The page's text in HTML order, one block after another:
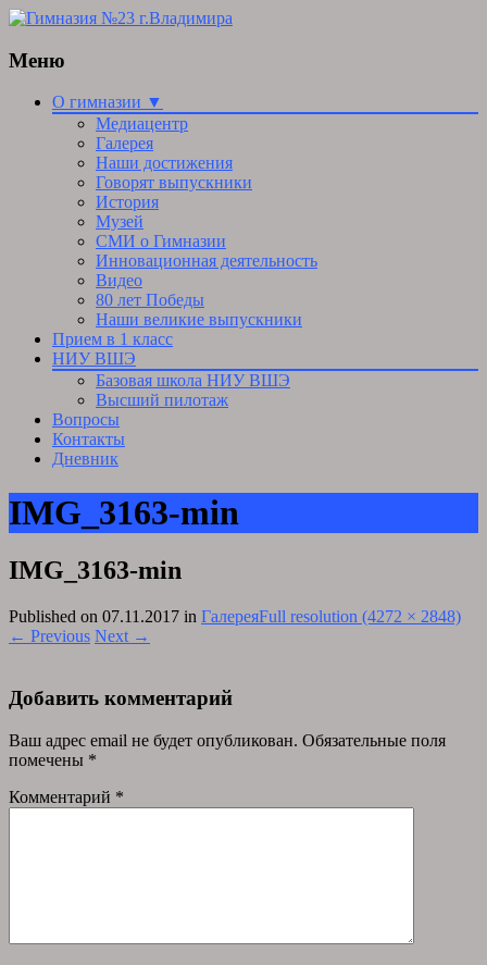
Меню
Skip
О гимназии ▼
Медиацентр
Галерея
Наши достижения
Говорят выпускники
История
Музей
СМИ о Гимназии
Инновационная деятельность
Видео
80 лет Победы
Наши великие выпускники
Прием в 1 класс
НИУ ВШЭ
Базовая школа НИУ ВШЭ
Высший пилотаж
Вопросы
Контакты
Дневник
IMG_3163-min
IMG_3163-min
Published on 07.11.2017 in ГалереяFull resolution (4272 × 2848)
← Previous Next →
Добавить комментарий
Ваш адрес email не будет опубликован. Обязательные поля
помечены *
Комментарий *